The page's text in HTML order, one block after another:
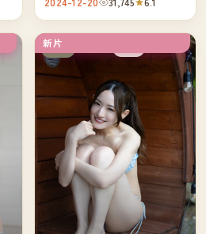
新片
日本